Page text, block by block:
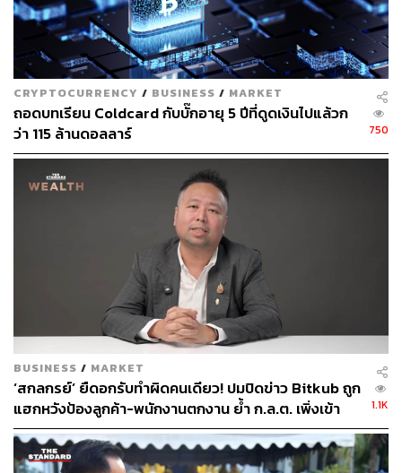
CRYPTOCURRENCY / BUSINESS / MARKET
ถอดบทเรียน Coldcard กับบั๊กอายุ 5 ปีที่ดูดเงินไปแล้วก
ว่า 115 ล้านดอลลาร์
750
BUSINESS / MARKET
‘สกลกรย์’ ยืดอกรับทำผิดคนเดียว! ปมปิดข่าว Bitkub ถูก
แฮกหวังป้องลูกค้า-พนักงานตกงาน ย้ำ ก.ล.ต. เพิ่งเข้า
ตรวจ เมื่อปี 68
1.1K